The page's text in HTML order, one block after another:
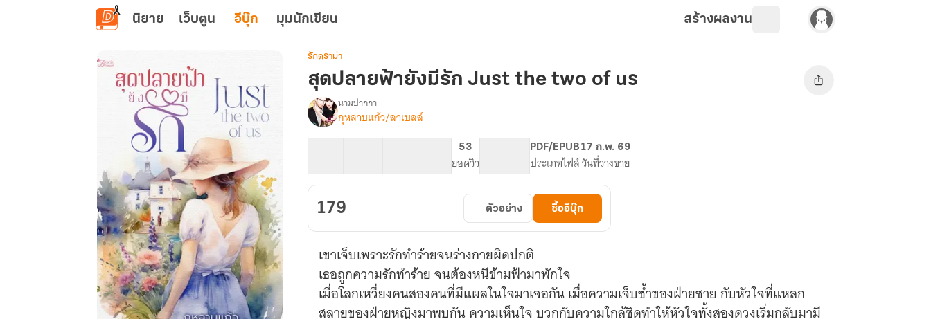
ข้ามไปยังเนื้อหาหลัก
นิยาย เว็บตูน อีบุ๊ก มุมนักเขียน สร้างผลงาน
รักดราม่า
สุดปลายฟ้ายังมีรัก Just the two of us
เรื่อง
สุด
มี
รัก
Just
the
นามปากกา
กุหลาบแก้ว/ลาเบลล์
53
ยอดวิว
PDF/EPUB
ประเภทไฟล์
17 ก.พ. 69
วันที่วางขาย
179 ตัวอย่าง ซื้ออีบุ๊ก
เขาเจ็บเพราะรักทำร้ายจนร่างกายผิดปกติ
เธอถูกความรักทำร้าย จนต้องหนีข้ามฟ้ามาพักใจ
เมื่อโลกเหวี่ยงคนสองคนที่มีแผลในใจมาเจอกัน เมื่อความเจ็บช้ำของฝ่ายชาย กับหัวใจที่แหลก
สลายของฝ่ายหญิงมาพบกัน ความเห็นใจ บวกกับความใกล้ชิดทำให้หัวใจทั้งสองดวงเริ่มกลับมามี